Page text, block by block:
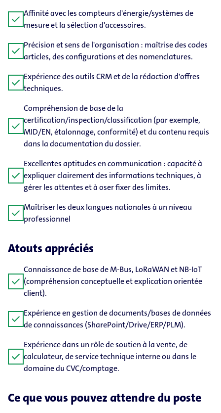
check Affinité avec les compteurs d'énergie/systèmes de
mesure et la sélection d'accessoires.
check Précision et sens de l'organisation : maîtrise des codes
articles, des configurations et des nomenclatures.
check Expérience des outils CRM et de la rédaction d'offres
techniques.
check
Compréhension de base de la
certification/inspection/classification (par exemple,
MID/EN, étalonnage, conformité) et du contenu requis
dans la documentation du dossier.
check
Excellentes aptitudes en communication : capacité à
expliquer clairement des informations techniques, à
gérer les attentes et à oser fixer des limites.
check Maîtriser les deux langues nationales à un niveau
professionnel
Atouts appréciés
check
Connaissance de base de M-Bus, LoRaWAN et NB-IoT
(compréhension conceptuelle et explication orientée
client).
check Expérience en gestion de documents/bases de données
de connaissances (SharePoint/Drive/ERP/PLM).
check
Expérience dans un rôle de soutien à la vente, de
calculateur, de service technique interne ou dans le
domaine du CVC/comptage.
Ce que vous pouvez attendre du poste